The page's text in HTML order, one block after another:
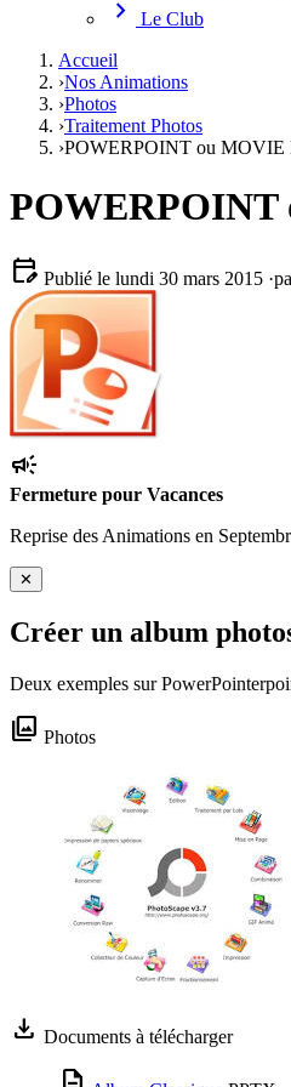
chevron_right
Le Club
Accueil
›Nos Animations
›Photos
›Traitement Photos
›POWERPOINT ou MOVIE
POWERPOINT
edit_calendar Publié le lundi 30 mars 2015 ·
campaign
Fermeture pour Vacances
Reprise des Animations en
✕
Créer un album
Deux exemples sur
photo_library Photos
download Documents à télécharger